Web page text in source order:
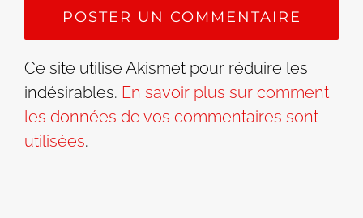
Ce site utilise Akismet pour réduire les
indésirables. En savoir plus sur comment
les données de vos commentaires sont
utilisées.